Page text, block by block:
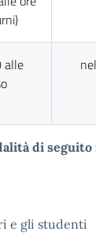
alle
di
e gli studenti